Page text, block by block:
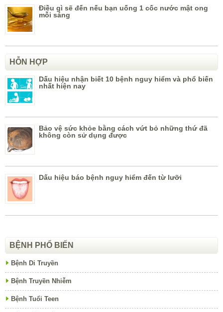
Điều gì sẽ đến nếu bạn uống 1 cốc nước mật ong
mỗi sáng
HỖN HỢP
Dấu hiệu nhận biết 10 bệnh nguy hiểm và phổ biến
nhất hiện nay
Bảo vệ sức khỏe bằng cách vứt bỏ những thứ đã
không còn sử dụng được
Dấu hiệu báo bệnh nguy hiểm đến từ lưỡi
BỆNH PHỔ BIẾN
Bệnh Di Truyền
Bệnh Truyền Nhiễm
Bệnh Tuổi Teen